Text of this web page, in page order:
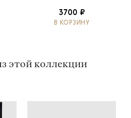
3700 ₽
В КОРЗИНУ
этой коллекции